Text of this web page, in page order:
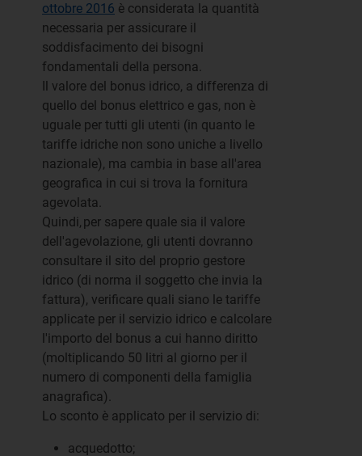
ottobre 2016 è considerata la quantità
necessaria per assicurare il
soddisfacimento dei bisogni
fondamentali della persona.
Il valore del bonus idrico, a differenza di
quello del bonus elettrico e gas, non è
uguale per tutti gli utenti (in quanto le
tariffe idriche non sono uniche a livello
nazionale), ma cambia in base all'area
geografica in cui si trova la fornitura
agevolata.
Quindi, per sapere quale sia il valore
dell'agevolazione, gli utenti dovranno
consultare il sito del proprio gestore
idrico (di norma il soggetto che invia la
fattura), verificare quali siano le tariffe
applicate per il servizio idrico e calcolare
l'importo del bonus a cui hanno diritto
(moltiplicando 50 litri al giorno per il
numero di componenti della famiglia
anagrafica).
Lo sconto è applicato per il servizio di:
acquedotto;